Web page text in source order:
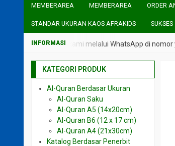
MEMBERAREA MEMBERAREA ORDER
STANDAR UKURAN KAOS AFRAKIDS SUKSES
langsung admin kami melalui WhatsApp di nomor
KATEGORI PRODUK
Al-Quran Berdasar Ukuran
Al-Quran Saku
Al-Quran A5 (14x20cm)
Al-Quran B6 (12 x 17 cm)
Al-Quran A4 (21x30cm)
Katalog Berdasar Penerbit